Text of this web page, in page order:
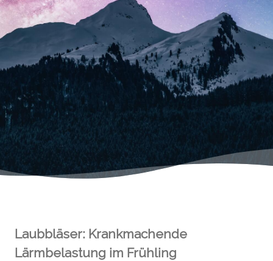
Laubbläser: Krankmachende
Lärmbelastung im Frühling